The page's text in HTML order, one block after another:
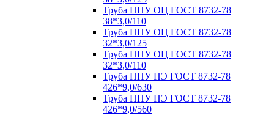
Труба ППУ ОЦ ГОСТ 8732-78
38*3,0/110
Труба ППУ ОЦ ГОСТ 8732-78
32*3,0/125
Труба ППУ ОЦ ГОСТ 8732-78
32*3,0/110
Труба ППУ ПЭ ГОСТ 8732-78
426*9,0/630
Труба ППУ ПЭ ГОСТ 8732-78
426*9,0/560